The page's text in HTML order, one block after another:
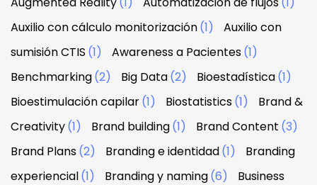
Auxilio con cálculo monitorización(1)
Auxilio con
sumisión CTIS (1) Awareness a Pacientes(1)
Benchmarking(2) Big Data(2) Bioestadística(1)
Bioestimulación capilar(1) Biostatistics(1)
Brand &
Creativity(1) Brand building(1) Brand Content (3)
Brand Plans(2) Branding e identidad(1)
Branding
experiencial(1) Branding y naming(6) Business